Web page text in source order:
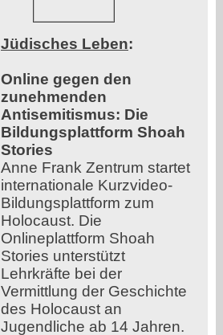
Jüdisches Leben:
Online gegen den
zunehmenden
Antisemitismus: Die
Bildungsplattform Shoah
Stories
Anne Frank Zentrum startet
internationale Kurzvideo-
Bildungsplattform zum
Holocaust. Die
Onlineplattform Shoah
Stories unterstützt
Lehrkräfte bei der
Vermittlung der Geschichte
des Holocaust an
Jugendliche ab 14 Jahren.